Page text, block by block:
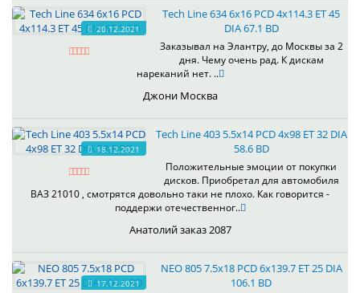
20.12.2021
Tech Line 634 6x16 PCD 4x114.3 ET 45
DIA 67.1 BD
Заказывал на Элантру, до Москвы за 2
дня. Чему очень рад. К дискам
нареканий нет. ..
Джони Москва
18.12.2021
Tech Line 403 5.5x14 PCD 4x98 ET 32 DIA
58.6 BD
Положительные эмоции от покупки
дисков. Приобретал для автомобиля
ВАЗ 21010 , смотрятся довольно таки не плохо. Как говорится -
поддержи отечественног..
Анатолий заказ 2087
17.12.2021
NEO 805 7.5x18 PCD 6x139.7 ET 25 DIA
106.1 BD